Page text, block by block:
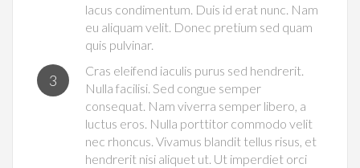
lacus condimentum. Duis id erat nunc. Nam
eu aliquam velit. Donec pretium sed quam
quis pulvinar.
3
Cras eleifend iaculis purus sed hendrerit.
Nulla facilisi. Sed congue semper
consequat. Nam viverra semper libero, a
luctus eros. Nulla porttitor commodo velit
nec rhoncus. Vivamus blandit tellus risus, et
hendrerit nisi aliquet ut. Ut imperdiet orci